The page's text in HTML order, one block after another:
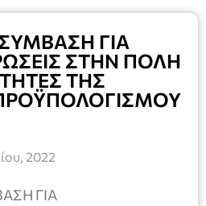
ΓΙΑ
ΣΤΗΝ ΠΟΛΗ
ΤΗΣ
2022
ΓΙΑ